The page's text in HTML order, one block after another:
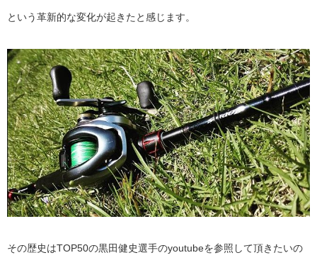
という革新的な変化が起きたと感じます。
その歴史はTOP50の黒田健史選手のyoutubeを参照して頂きたいの